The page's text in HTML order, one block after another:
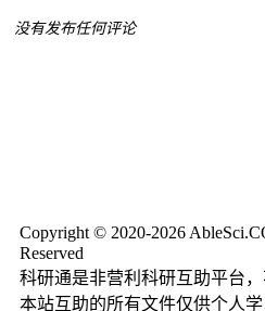
没有发布任何评论
Copyright © 2020-2026
Reserved
科研通是非营利科研互助平台
本站互助的所有文件仅供个人